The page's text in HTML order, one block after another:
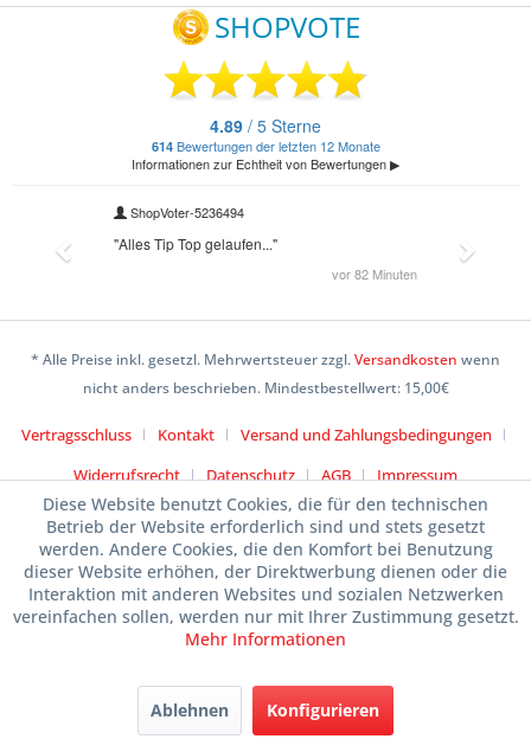
* Alle Preise inkl. gesetzl. Mehrwertsteuer zzgl.Versandkosten wenn
nicht anders beschrieben. Mindestbestellwert: 15,00€
Vertragsschluss Kontakt
Versand und Zahlungsbedingungen
Widerrufsrecht
Datenschutz AGB Impressum
Diese Website benutzt Cookies, die für den technischen
Betrieb der Website erforderlich sind und stets gesetzt
werden. Andere Cookies, die den Komfort bei Benutzung
dieser Website erhöhen, der Direktwerbung dienen oder die
Interaktion mit anderen Websites und sozialen Netzwerken
vereinfachen sollen, werden nur mit Ihrer Zustimmung gesetzt.
Mehr Informationen
Ablehnen Konfigurieren